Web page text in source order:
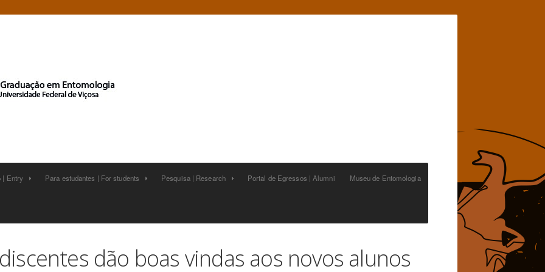
| Entry  Para estudantes | For students  Pesquisa | Research  Portal de Egressos | Alumni Museu de Entomologia
dão boas vindas aos novos alunos